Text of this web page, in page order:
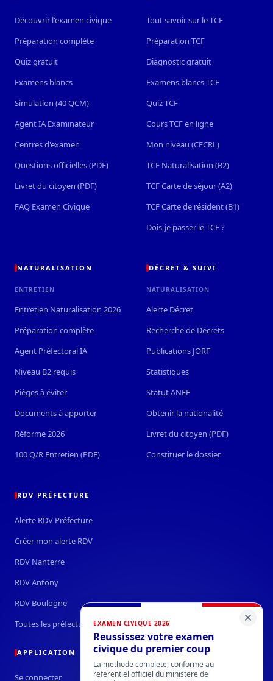
EXAMEN CIVIQUE 2026
Reussissez votre examen
civique du premier coup
La methode complete, conforme au
referentiel officiel du ministere de
Découvrir l'examen civique
Préparation complète
Quiz gratuit
Examens blancs
Simulation (40 QCM)
Agent IA Examinateur
Centres d'examen
Questions officielles (PDF)
Livret du citoyen (PDF)
FAQ Examen Civique
Tout savoir sur le TCF
Préparation TCF
Diagnostic gratuit
Examens blancs TCF
Quiz TCF
Cours TCF en ligne
Mon niveau (CECRL)
TCF Naturalisation (B2)
TCF Carte de séjour (A2)
TCF Carte de résident (B1)
Dois-je passer le TCF ?
NATURALISATION
ENTRETIEN
Entretien Naturalisation 2026
Préparation complète
Agent Préfectoral IA
Niveau B2 requis
Pièges à éviter
Documents à apporter
Réforme 2026
100 Q/R Entretien (PDF)
DÉCRET & SUIVI
NATURALISATION
Alerte Décret
Recherche de Décrets
Publications JORF
Statistiques
Statut ANEF
Obtenir la nationalité
Livret du citoyen (PDF)
Constituer le dossier
RDV PRÉFECTURE
Alerte RDV Préfecture
Créer mon alerte RDV
RDV Nanterre
RDV Antony
RDV Boulogne
Toutes les préfectures →
APPLICATION
Se connecter